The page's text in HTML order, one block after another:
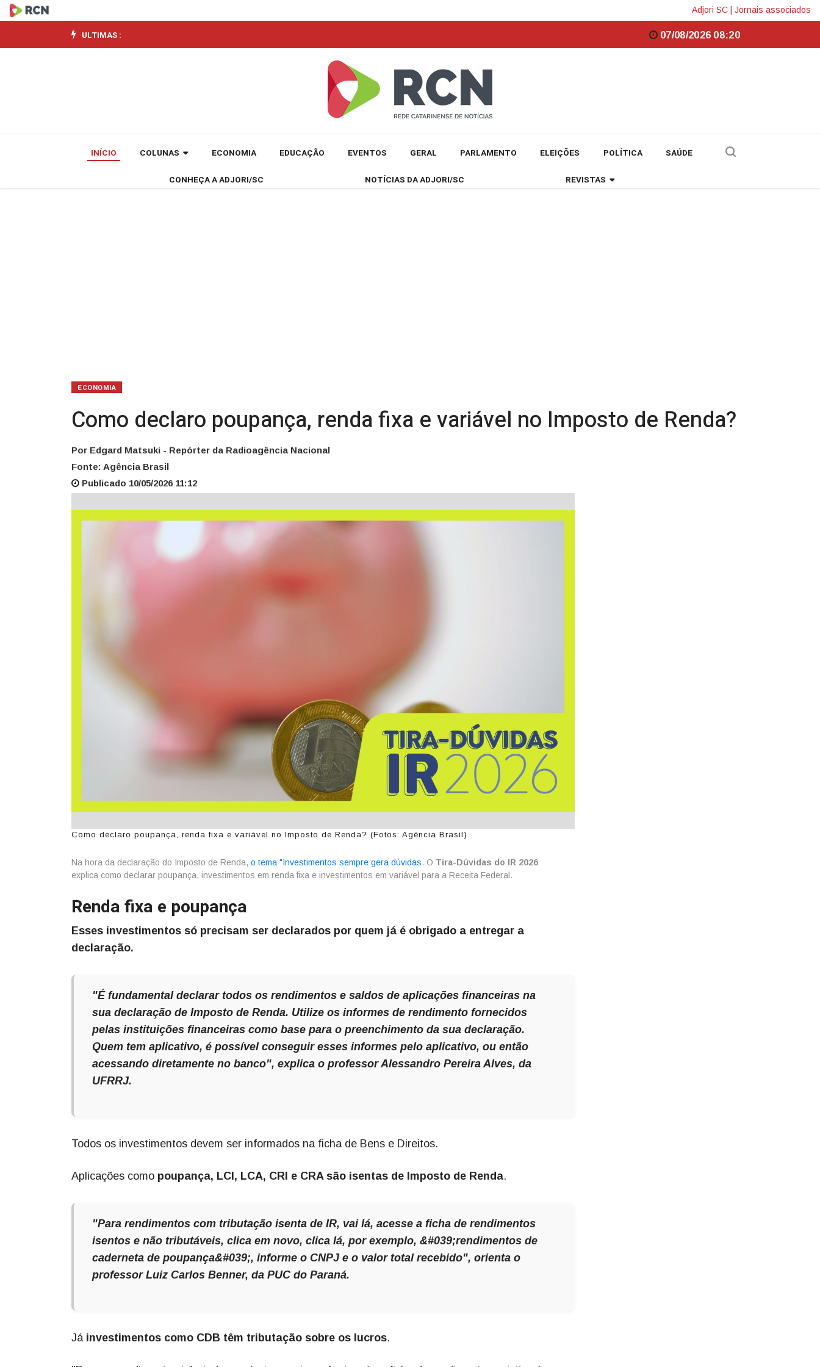
Como
declaro
e
Adjori SC Jornais associados
ULTIMAS : 07/08/2026 08:20
INÍCIO COLUNAS ECONOMIA EDUCAÇÃO EVENTOS GERAL PARLAMENTO ELEIÇÕES POLÍTICA SAÚDE
CONHEÇA A ADJORI/SC NOTÍCIAS DA ADJORI/SC REVISTAS
ECONOMIA
Como declaro poupança, renda fixa e variável no Imposto de Renda?
Por Edgard Matsuki - Repórter da Radioagência Nacional
Fonte: Agência Brasil
Publicado 10/05/2026 11:12
Como declaro poupança, renda fixa e variável no Imposto de Renda? (Fotos: Agência Brasil)
Na hora da declaração do Imposto de Renda, o tema "Investimentos sempre gera dúvidas. O Tira-Dúvidas do IR 2026
explica como declarar poupança, investimentos em renda fixa e investimentos em variável para a Receita Federal.
Renda fixa e poupança
Esses investimentos só precisam ser declarados por quem já é obrigado a entregar a
declaração.
"É fundamental declarar todos os rendimentos e saldos de aplicações financeiras na
sua declaração de Imposto de Renda. Utilize os informes de rendimento fornecidos
pelas instituições financeiras como base para o preenchimento da sua declaração.
Quem tem aplicativo, é possível conseguir esses informes pelo aplicativo, ou então
acessando diretamente no banco", explica o professor Alessandro Pereira Alves, da
UFRRJ.
Todos os investimentos devem ser informados na ficha de Bens e Direitos.
Aplicações como poupança, LCI, LCA, CRI e CRA são isentas de Imposto de Renda.
"Para rendimentos com tributação isenta de IR, vai lá, acesse a ficha de rendimentos
isentos e não tributáveis, clica em novo, clica lá, por exemplo, &#039;rendimentos de
caderneta de poupança&#039;, informe o CNPJ e o valor total recebido", orienta o
professor Luiz Carlos Benner, da PUC do Paraná.
Já investimentos como CDB têm tributação sobre os lucros.